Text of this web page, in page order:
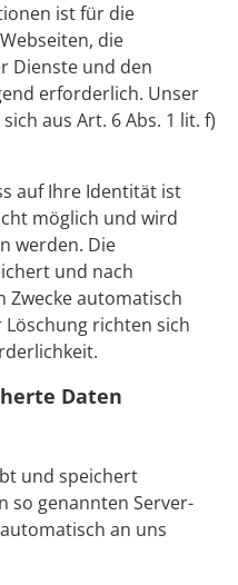
ist für die
die
Dienste und den
erforderlich. Unser
aus Art. 6 Abs. 1 lit. f)
auf Ihre Identität ist
möglich und wird
werden. Die
und nach
Zwecke automatisch
richten sich
Daten
und speichert
so genannten Server-
an uns